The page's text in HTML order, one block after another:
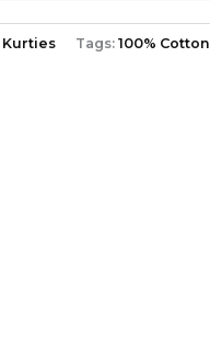
Kurties Tags: 100% Cotton